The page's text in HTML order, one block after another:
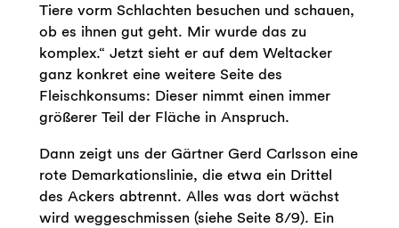
Tiere vorm Schlachten besuchen und schauen,
ob es ihnen gut geht. Mir wurde das zu
komplex.“ Jetzt sieht er auf dem Weltacker
ganz konkret eine weitere Seite des
Fleischkonsums: Dieser nimmt einen immer
größerer Teil der Fläche in Anspruch.
Dann zeigt uns der Gärtner Gerd Carlsson eine
rote Demarkationslinie, die etwa ein Drittel
des Ackers abtrennt. Alles was dort wächst
wird weggeschmissen (siehe Seite 8/9). Ein